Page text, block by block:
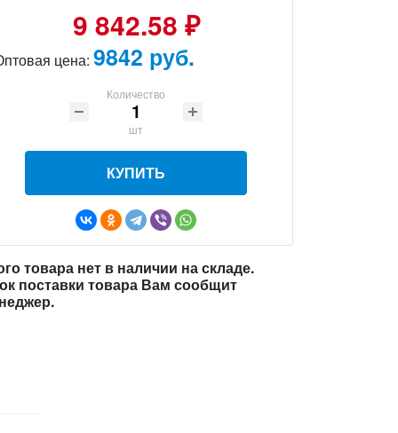
9 842.58 ₽
цена: 9842 руб.
Количество
шт
КУПИТЬ
товара нет в наличии на складе.
поставки товара Вам сообщит